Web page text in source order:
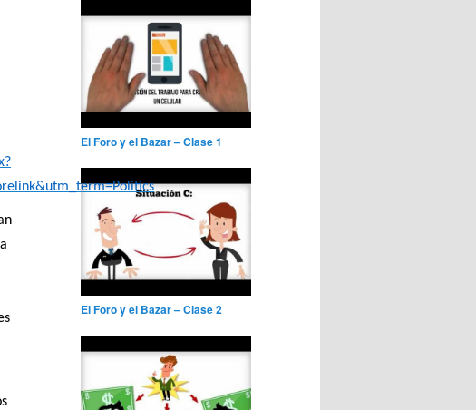
El Foro y el Bazar – Clase 1
El Foro y el Bazar – Clase 2